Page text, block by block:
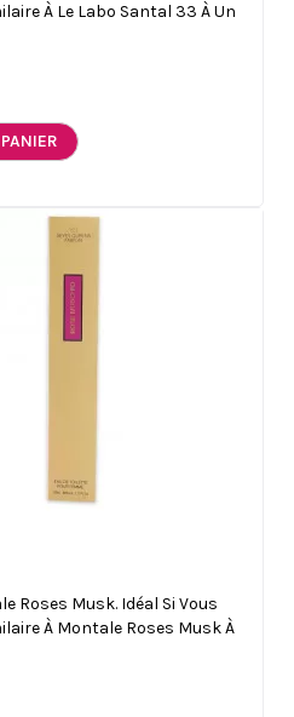
À Le Labo Santal 33 À Un
Roses Musk. Idéal Si Vous
À Montale Roses Musk À